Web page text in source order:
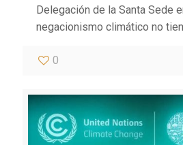
Delegación de la Santa Sede
negacionismo climático no
0